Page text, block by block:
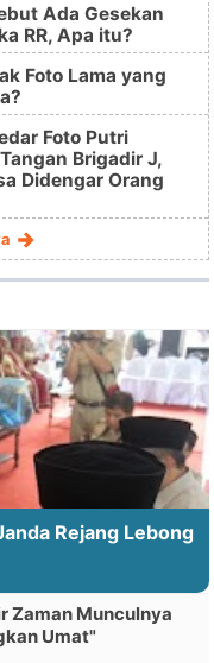
Ada Gesekan
RR, Apa itu?
Foto Lama yang
Foto Putri
Brigadir J,
Didengar Orang
Rejang Lebong
Zaman Munculnya
Umat"